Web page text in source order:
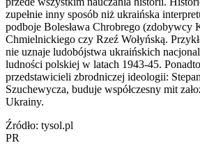
zupełnie inny sposób niż ukraińska
podboje Bolesława Chrobrego (zdobywcy
Chmielnickiego czy Rzeź Wołyńską.
nie uznaje ludobójstwa ukraińskich
ludności polskiej w latach 1943-45.
przedstawicieli zbrodniczej ideologii:
Szuchewycza, buduje współczesny mit
Ukrainy.
Źródło: tysol.pl
PR